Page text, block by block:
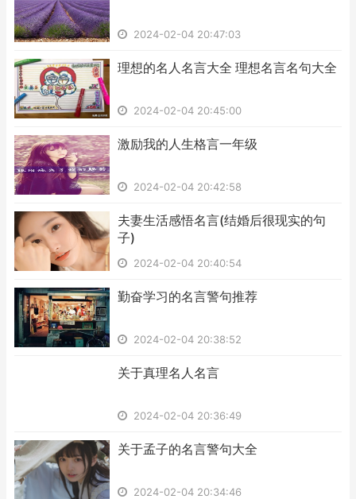
2024-02-04 20:47:03
​理想的名人名言大全 理想名言名句大全
2024-02-04 20:45:00
​激励我的人生格言一年级
2024-02-04 20:42:58
​夫妻生活感悟名言(结婚后很现实的句
子)
2024-02-04 20:40:54
​勤奋学习的名言警句推荐
2024-02-04 20:38:52
​关于真理名人名言
2024-02-04 20:36:49
​关于孟子的名言警句大全
2024-02-04 20:34:46